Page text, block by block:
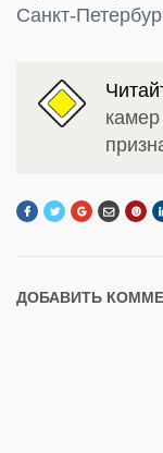
ДОБАВИТЬ